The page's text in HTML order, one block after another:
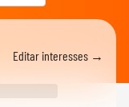
Editar interesses →